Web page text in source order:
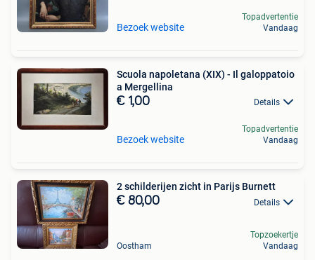
Bezoek website
Topadvertentie
Vandaag
Scuola napoletana (XIX) - Il galoppatoio
a Mergellina
€ 1,00 Details
Bezoek website
Topadvertentie
Vandaag
2 schilderijen zicht in Parijs Burnett
€ 80,00 Details
Oostham
Topzoekertje
Vandaag